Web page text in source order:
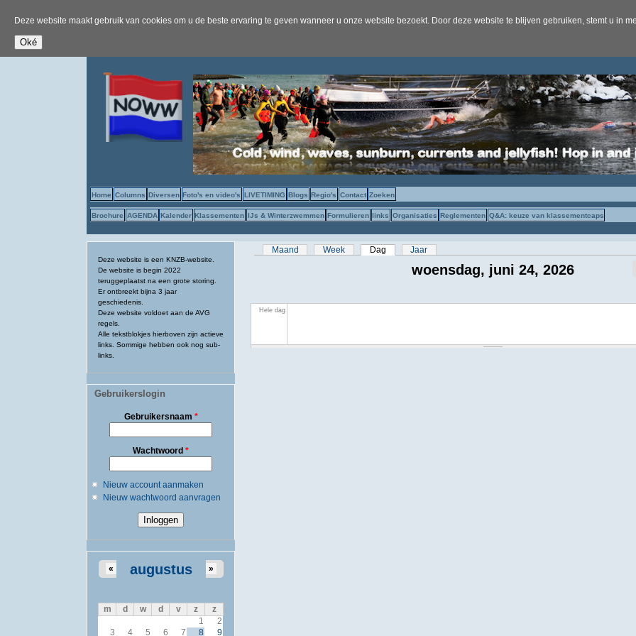
Deze website maakt gebruik van cookies om u de beste ervaring te geven wanneer u onze website bezoekt. Door deze website te blijven gebruiken, stemt u in
Home Columns Diversen Foto's en video's LIVETIMING Blogs Regio's Contact Zoeken
Brochure AGENDA Kalender Klassementen IJs & Winterzwemmen Formulieren links Organisaties Reglementen Q&A: keuze van klassementcaps
Deze website is een KNZB-website.
De website is begin 2022
teruggeplaatst na een grote storing.
Er ontbreekt bijna 3 jaar
geschiedenis.
Deze website voldoet aan de AVG
regels.
Alle tekstblokjes hierboven zijn actieve
links. Sommige hebben ook nog sub-
links.
Gebruikerslogin
Gebruikersnaam *
Wachtwoord *
Nieuw account aanmaken
Nieuw wachtwoord aanvragen
augustus
« »
m d w d v z
z
1
2
3
4 5 6 7 8
9
Primaire tabs
Maand Week Dag (actieve tabblad)
Jaar
woensdag, juni 24, 2026
Hele dag